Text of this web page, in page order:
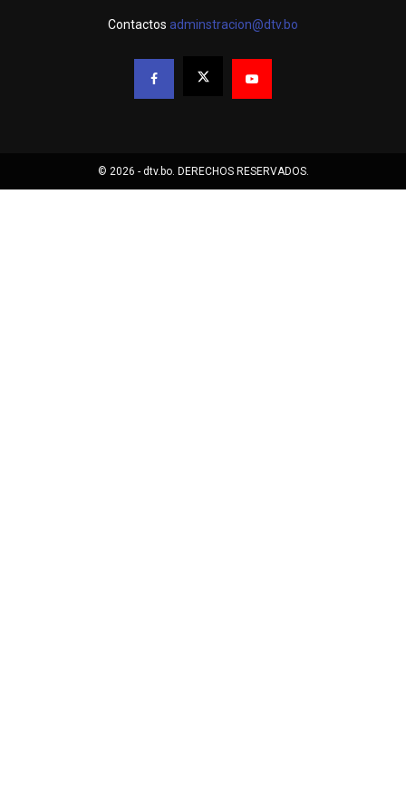
Contactos adminstracion@dtv.bo
© 2026 - dtv.bo. DERECHOS RESERVADOS.